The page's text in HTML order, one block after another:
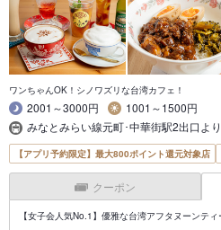
ワンちゃんOK！シノワズリな台湾カフェ！
2001～3000円
1001～1500円
みなとみらい線元町･中華街駅2出口よ
【アプリ予約限定】最大800ポイント還元対象店
クーポン
【女子会人気No.1】優雅な台湾アフタヌーンティ